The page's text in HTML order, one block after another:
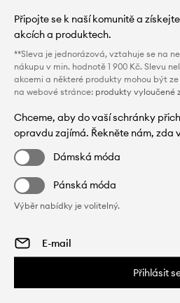
Připojte se k naší komunitě a
akcích a produktech.
**Sleva je jednorázová, vztahuje se na
nákupu v min. hodnotě 1 900 Kč. Slevu
akcemi a některé produkty mohou být
na webové stránce: produkty vyloučené
Chceme, aby do vaší schránky
opravdu zajímá. Řekněte nám, zda
Dámská móda
Pánská móda
Výběr nabídky je volitelný.
Přihlásit